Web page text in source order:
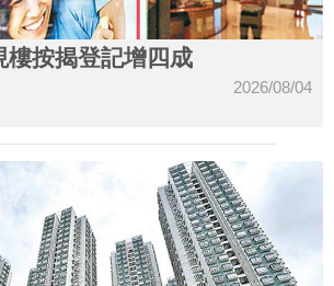
樓按揭登記增四成
2026/08/04